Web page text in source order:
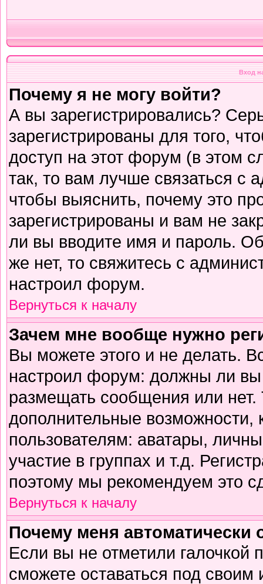
Вход
Почему я не могу войти?
А вы зарегистрировались?
зарегистрированы для того,
доступ на этот форум (в этом
так, то вам лучше связаться с
чтобы выяснить, почему это
зарегистрированы и вам не
ли вы вводите имя и пароль.
же нет, то свяжитесь с
настроил форум.
Вернуться к началу
Зачем мне вообще нужно
Вы можете этого и не делать.
настроил форум: должны ли вы
размещать сообщения или
дополнительные
пользователям: аватары,
участие в группах и т.д.
поэтому мы рекомендуем это
Вернуться к началу
Почему меня автоматически
Если вы не отметили галочкой
сможете оставаться под